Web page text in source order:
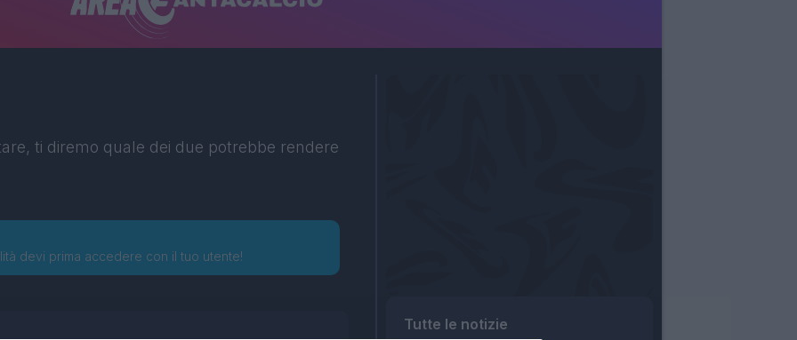
ti diremo quale dei due potrebbe rendere
devi prima accedere con il tuo utente!
Tutte le notizie